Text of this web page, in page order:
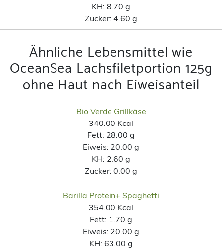
KH: 8.70 g
Zucker: 4.60 g
Ähnliche Lebensmittel wie
OceanSea Lachsfiletportion 125g
ohne Haut nach Eiweisanteil
Bio Verde Grillkäse
340.00 Kcal
Fett: 28.00 g
Eiweis: 20.00 g
KH: 2.60 g
Zucker: 0.00 g
Barilla Protein+ Spaghetti
354.00 Kcal
Fett: 1.70 g
Eiweis: 20.00 g
KH: 63.00 g